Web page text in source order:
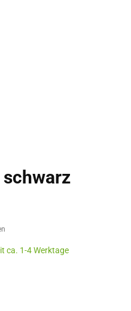
schwarz
ca. 1-4 Werktage